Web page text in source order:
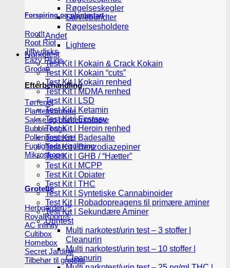
Forspiring og plantestart
Root!t
Root Riot
Jiffy disks
Eazy Plugs
Grodan
Efterbehandling
Tørrenet
Plantetrimmere
Sakse og plantetrimmere
Bubble bags
Pollenpressere
Fugtighedsregulering
Mikroskoper
Grotelte
Herbgarden™
RoyalRoom®
AC infinity
Cultibox
Homebox
Secret Jardine
Tilbehør til grotelte
Røgelseskegler
Salviebundter
Røgelsesholdere
Andet
Lightere
Narkotest
Test Kit | Kokain & Crack Kokain
Test Kit | Kokain “cuts”
Test Kit | Kokain renhed
Test Kit | MDMA renhed
Test Kit | LSD
Test Kit | Ketamin
Test Kit | Ecstasy
Test Kit | Heroin renhed
Test Kit | Badesalte
Test Kit | Benzodiazepiner
Test Kit | GHB / “Hætter”
Test Kit | MCPP
Test Kit | Opiater
Test Kit | THC
Test Kit | Syntetiske Cannabinoider
Test Kit | Robadopreagens til primære aminer
Test Kit | Sekundære Aminer
Urintest
Multi narkotest/urin test – 3 stoffer |
Cleanurin
Multi narkotest/urin test – 10 stoffer |
Cleanurin